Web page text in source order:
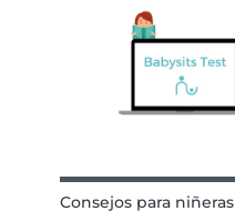
Consejos para niñeras